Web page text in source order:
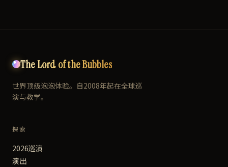
The Lord of the Bubbles
世界顶级泡泡体验。自2008年起在全球巡
演与教学。
探索
2026巡演
演出